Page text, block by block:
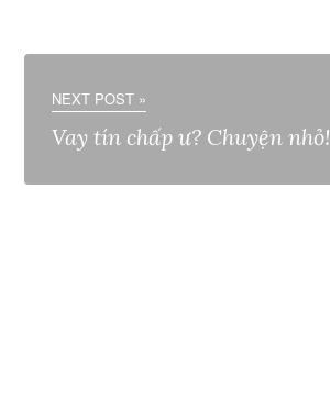
NEXT POST »
Vay tín chấp ư? Chuyện nhỏ!